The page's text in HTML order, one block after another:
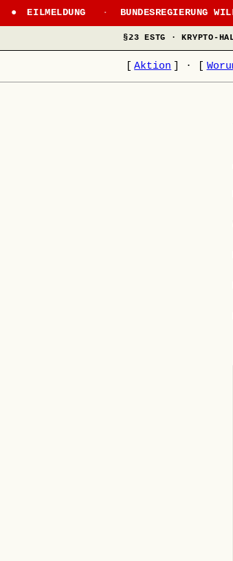
EILMELDUNG · BUNDESREGIERUNG
§23 ESTG · KRYPTO-
Aktion ·